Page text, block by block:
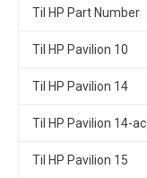
Til HP Part Number
Til HP Pavilion 10
Til HP Pavilion 14
Til HP Pavilion 14-ac
Til HP Pavilion 15